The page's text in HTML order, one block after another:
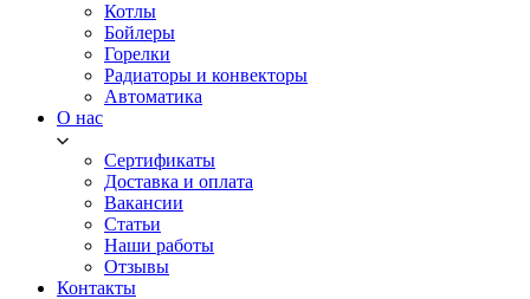
Котлы
Бойлеры
Горелки
Радиаторы и конвекторы
Автоматика
О нас
Сертификаты
Доставка и оплата
Вакансии
Статьи
Наши работы
Отзывы
Контакты